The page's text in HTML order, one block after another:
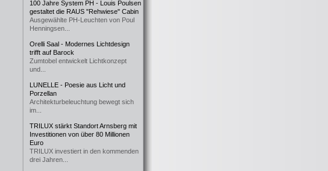
100 Jahre System PH - Louis Poulsen
gestaltet die RAUS "Rehwiese" Cabin
Ausgewählte PH-Leuchten von Poul
Henningsen...
Orelli Saal - Modernes Lichtdesign
trifft auf Barock
Zumtobel entwickelt Lichtkonzept
und...
LUNELLE - Poesie aus Licht und
Porzellan
Architekturbeleuchtung bewegt sich
im...
TRILUX stärkt Standort Arnsberg mit
Investitionen von über 80 Millionen
Euro
TRILUX investiert in den kommenden
drei Jahren...